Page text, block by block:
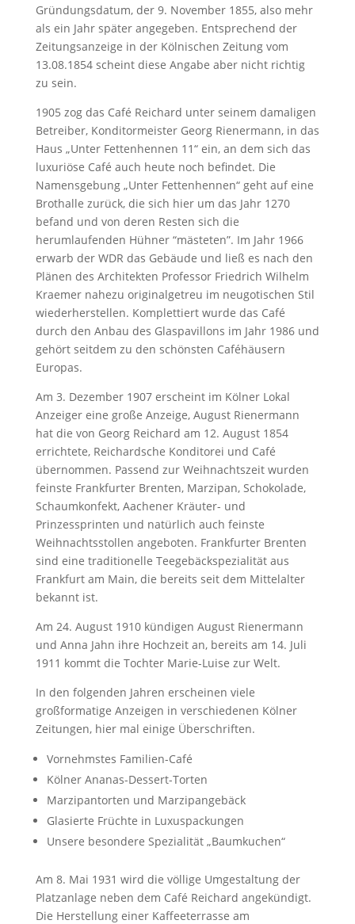
Gründungsdatum, der 9. November 1855, also mehr
als ein Jahr später angegeben. Entsprechend der
Zeitungsanzeige in der Kölnischen Zeitung vom
13.08.1854 scheint diese Angabe aber nicht richtig
zu sein.
1905 zog das Café Reichard unter seinem damaligen
Betreiber, Konditormeister Georg Rienermann, in das
Haus „Unter Fettenhennen 11“ ein, an dem sich das
luxuriöse Café auch heute noch befindet. Die
Namensgebung „Unter Fettenhennen“ geht auf eine
Brothalle zurück, die sich hier um das Jahr 1270
befand und von deren Resten sich die
herumlaufenden Hühner “mästeten”. Im Jahr 1966
erwarb der WDR das Gebäude und ließ es nach den
Plänen des Architekten Professor Friedrich Wilhelm
Kraemer nahezu originalgetreu im neugotischen Stil
wiederherstellen. Komplettiert wurde das Café
durch den Anbau des Glaspavillons im Jahr 1986 und
gehört seitdem zu den schönsten Caféhäusern
Europas.
Am 3. Dezember 1907 erscheint im Kölner Lokal
Anzeiger eine große Anzeige, August Rienermann
hat die von Georg Reichard am 12. August 1854
errichtete, Reichardsche Konditorei und Café
übernommen. Passend zur Weihnachtszeit wurden
feinste Frankfurter Brenten, Marzipan, Schokolade,
Schaumkonfekt, Aachener Kräuter- und
Prinzessprinten und natürlich auch feinste
Weihnachtsstollen angeboten. Frankfurter Brenten
sind eine traditionelle Teegebäckspezialität aus
Frankfurt am Main, die bereits seit dem Mittelalter
bekannt ist.
Am 24. August 1910 kündigen August Rienermann
und Anna Jahn ihre Hochzeit an, bereits am 14. Juli
1911 kommt die Tochter Marie-Luise zur Welt.
In den folgenden Jahren erscheinen viele
großformatige Anzeigen in verschiedenen Kölner
Zeitungen, hier mal einige Überschriften.
Vornehmstes Familien-Café
Kölner Ananas-Dessert-Torten
Marzipantorten und Marzipangebäck
Glasierte Früchte in Luxuspackungen
Unsere besondere Spezialität „Baumkuchen“
Am 8. Mai 1931 wird die völlige Umgestaltung der
Platzanlage neben dem Café Reichard angekündigt.
Die Herstellung einer Kaffeeterrasse am